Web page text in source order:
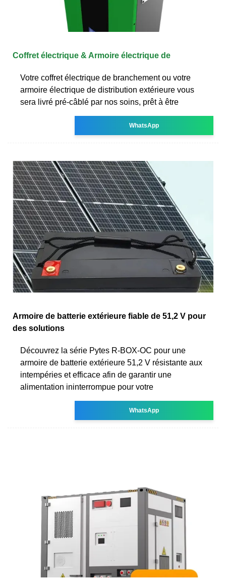
Coffret électrique & Armoire électrique de
Votre coffret électrique de branchement ou votre
armoire électrique de distribution extérieure vous
sera livré pré-câblé par nos soins, prêt à être
WhatsApp
Armoire de batterie extérieure fiable de 51,2 V pour
des solutions
Découvrez la série Pytes R-BOX-OC pour une
armoire de batterie extérieure 51,2 V résistante aux
intempéries et efficace afin de garantir une
alimentation ininterrompue pour votre
WhatsApp